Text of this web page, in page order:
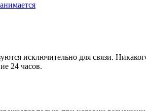
исключительно для связи.
24 часов.